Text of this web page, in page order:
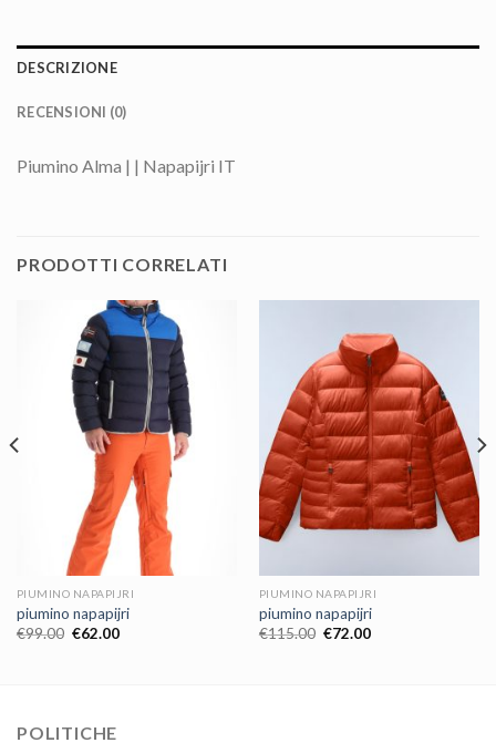
DESCRIZIONE
RECENSIONI (0)
Piumino Alma | | Napapijri IT
PRODOTTI CORRELATI
PIUMINO NAPAPIJRI
piumino napapijri
€99.00 €62.00
PIUMINO NAPAPIJRI
piumino napapijri
€115.00 €72.00
POLITICHE